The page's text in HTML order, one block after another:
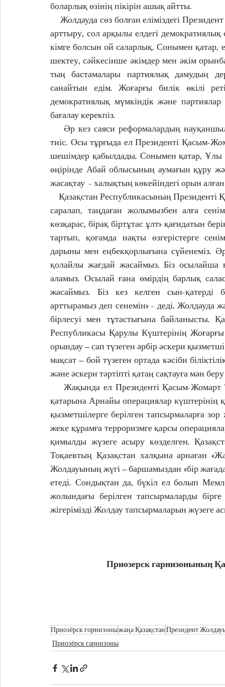
боларлық өзінің пікірін ашық айтты.
арттыру, сол арқылы елдегі демократиялық
кімге болсын ой саларлық. Сонымен қатар,
шектеу, сәйкесінше әкімдер мен әкім
тың бастамалары партиялық дамудың
санайтын едім. Жоғарғы билік өкілі
демократиялық мүмкіндік және партиялар
бағалау керекпіз.
    Әр кез саяси реформалардың науқаншылдыққа емес, байыпты бағдарламаларға негізделуі
тиіс. Осы тұрғыда ел Президенті Қасым-
шешімдер қабылдады. Сонымен қатар,
өңірінде Абай облысының аумағын құру
жасақтау  - халықтың көкейіндегі орын
саралап, таңдаған жолымызбен алға
көзқарас, бірақ біртұтас ұлт» қағидатын
тартып, қоғамда нақты өзгерістерге
дарыны мен еңбекқорлығына сүйенеміз.
қолайлы жағдай жасаймыз. Біз осылайша
аламыз. Осылай ғана өмірдің барлық
жасаймыз. Біз кез келген сын-қатерді
арттырамыз деп сенемін» - деді. Жолдауда
бірлесуі мен тұтастығына байланысты.
Республикасы Қарулы Күштерінің
орындау – сап түзеген әрбір әскери
мақсат – бой түзеген ортада кәсіби
және әскери тәртіпті қатаң сақтауға мән
қатарына Арнайы операциялар күштерінің
қызметшілерге берілген тапсырмаларға
жеке құрамға терроризмге қарсы
қимылды жүзеге асыру көзделген.
Тоқаевтың Қазақстан халқына арнаған
Жолдауының жүгі – баршамыздан «бір
етеді. Сондықтан да, бүкіл ел болып
жолындағы берілген тапсырмаларды
жігерімізді Жолдау тапсырмаларын жүзеге
Приозерск гарнизонының
Приозёрск горнизоныжаңа ҚазақстанПрезидент
Приозёрск гарнизоны